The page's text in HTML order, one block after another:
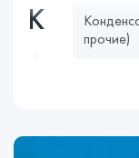
К
прочие)